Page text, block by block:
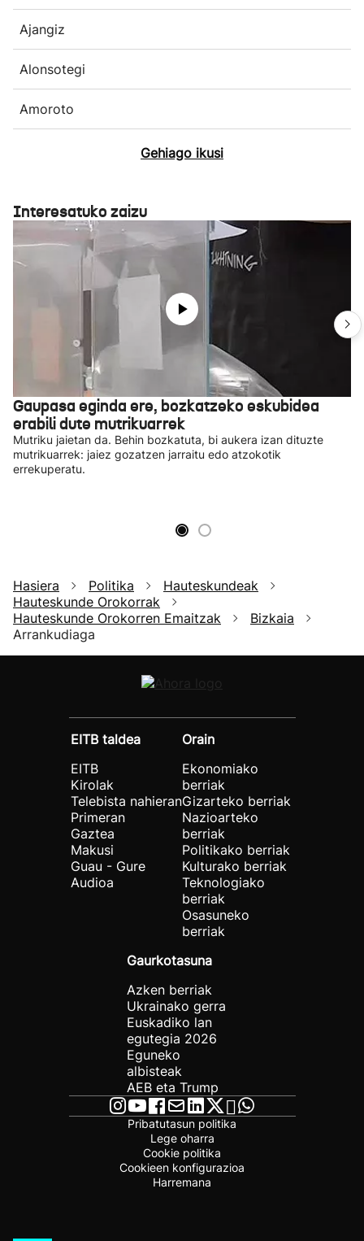
Ajangiz
Alonsotegi
Amoroto
Gehiago ikusi
Interesatuko zaizu
Gaupasa eginda ere, bozkatzeko eskubidea
erabili dute mutrikuarrek
Mutriku jaietan da. Behin bozkatuta, bi aukera izan dituzte
mutrikuarrek: jaiez gozatzen jarraitu edo atzokotik
errekuperatu.
Hasiera Politika
Hauteskundeak
Hauteskunde Orokorrak
Hauteskunde Orokorren Emaitzak
Bizkaia
Arrankudiaga
EITB taldea
EITB
Kirolak
Telebista nahieran
Primeran
Gaztea
Makusi
Guau - Gure
Audioa
Orain
Ekonomiako
berriak
Gizarteko berriak
Nazioarteko
berriak
Politikako berriak
Kulturako berriak
Teknologiako
berriak
Osasuneko
berriak
Gaurkotasuna
Azken berriak
Ukrainako gerra
Euskadiko lan
egutegia 2026
Eguneko
albisteak
AEB eta Trump
Pribatutasun politika
Lege oharra
Cookie politika
Cookieen konfigurazioa
Harremana